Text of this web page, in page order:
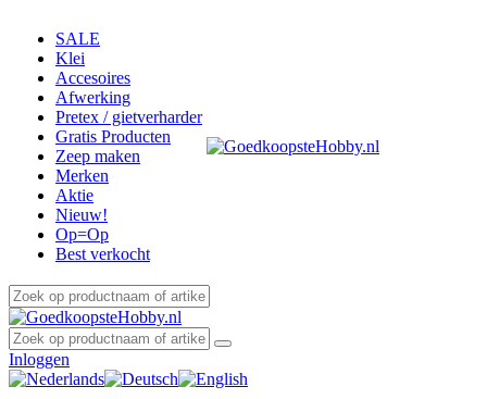
SALE
Klei
Accesoires
Afwerking
Pretex / gietverharder
Gratis Producten
Zeep maken
Merken
Aktie
Nieuw!
Op=Op
Best verkocht
Inloggen